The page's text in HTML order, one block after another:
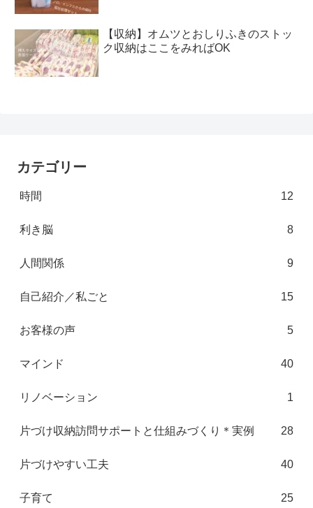
【収納】オムツとおしりふきのストッ
ク収納はここをみればOK
カテゴリー
時間 12
利き脳 8
人間関係 9
自己紹介／私ごと 15
お客様の声 5
マインド 40
リノベーション 1
片づけ収納訪問サポートと仕組みづくり＊実例 28
片づけやすい工夫 40
子育て 25